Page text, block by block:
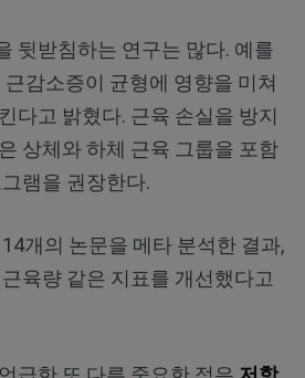
뒷받침하는 연구는 많다. 예를
감소증이 균형에 영향을 미쳐
다고 밝혔다. 근육 손실을 방지
상체와 하체 근육 그룹을 포함
램을 권장한다.
개의 논문을 메타 분석한 결과,
육량 같은 지표를 개선했다고